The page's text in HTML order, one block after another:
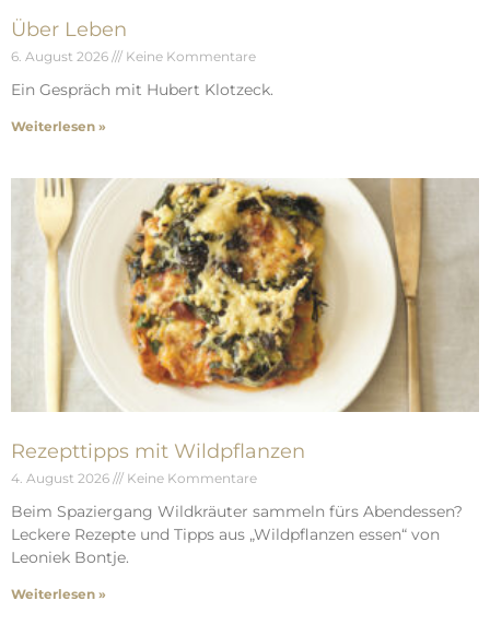
Über Leben
6. August 2026 Keine Kommentare
Ein Gespräch mit Hubert Klotzeck.
Weiterlesen »
Rezepttipps mit Wildpflanzen
4. August 2026 Keine Kommentare
Beim Spaziergang Wildkräuter sammeln fürs Abendessen?
Leckere Rezepte und Tipps aus „Wildpflanzen essen“ von
Leoniek Bontje.
Weiterlesen »